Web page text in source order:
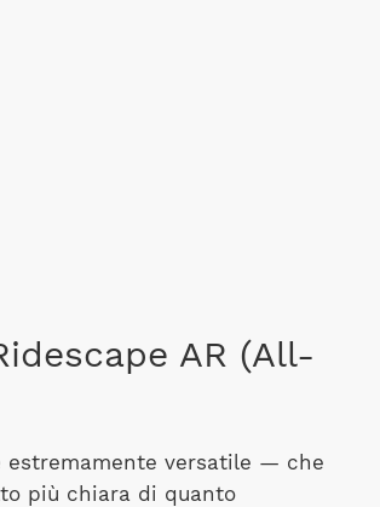
AR (All-
estremamente versatile — che
più chiara di quanto